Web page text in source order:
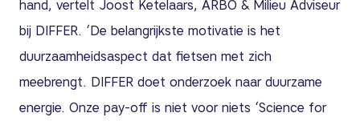
hand, vertelt Joost Ketelaars, ARBO & Milieu Adviseur
bij DIFFER. ‘De belangrijkste motivatie is het
duurzaamheidsaspect dat fietsen met zich
meebrengt. DIFFER doet onderzoek naar duurzame
energie. Onze pay-off is niet voor niets ‘Science for